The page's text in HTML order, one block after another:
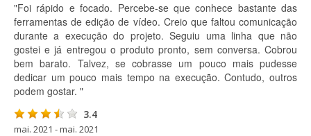
"Foi rápido e focado. Percebe-se que conhece bastante das
ferramentas de edição de vídeo. Creio que faltou comunicação
durante a execução do projeto. Seguiu uma linha que não
gostei e já entregou o produto pronto, sem conversa. Cobrou
bem barato. Talvez, se cobrasse um pouco mais pudesse
dedicar um pouco mais tempo na execução. Contudo, outros
podem gostar. "
3.4
mai. 2021 - mai. 2021